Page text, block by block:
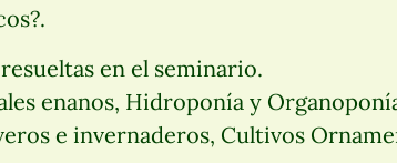
en el seminario.
enanos, Hidroponía y
e invernaderos, Cultivos